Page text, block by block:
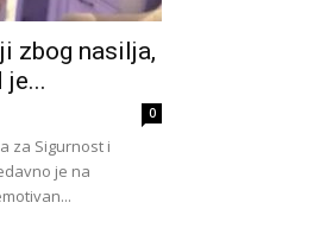
zbog nasiIja,
je...
0
za Sigurnost i
je na